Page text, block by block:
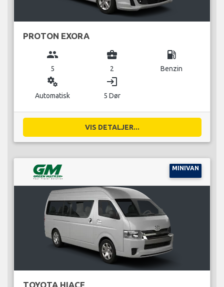
PROTON EXORA
group
5
business_center
2
local_gas_station
Benzin
miscellaneous_services
Automatisk
login
5 Dør
VIS DETALJER...
MINIVAN
TOYOTA HIACE